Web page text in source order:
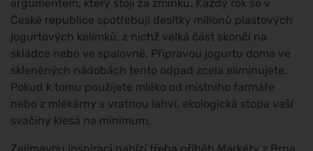
argumentem, který stojí za zmínku. Každý rok se v
České republice spotřebují desítky milionů plastových
jogurtových kelímků, z nichž velká část skončí na
skládce nebo ve spalovně. Přípravou jogurtu doma ve
skleněných nádobách tento odpad zcela eliminujete.
Pokud k tomu použijete mléko od místního farmáře
nebo z mlékárny s vratnou lahví, ekologická stopa vaší
svačiny klesá na minimum.
Zajímavou inspiraci nabízí třeba příběh Markéty z Brna,